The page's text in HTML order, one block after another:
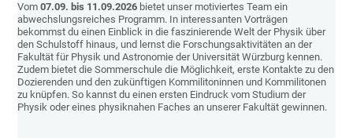
Vom07.09. bis 11.09.2026 bietet unser motiviertes Team ein
abwechslungsreiches Programm. In interessanten Vorträgen
bekommst du einen Einblick in die faszinierende Welt der Physik über
den Schulstoff hinaus, und lernst die Forschungsaktivitäten an der
Fakultät für Physik und Astronomie der Universität Würzburg kennen.
Zudem bietet die Sommerschule die Möglichkeit, erste Kontakte zu den
Dozierenden und den zukünftigen Kommilitoninnen und Kommilitonen
zu knüpfen. So kannst du einen ersten Eindruck vom Studium der
Physik oder eines physiknahen Faches an unserer Fakultät gewinnen.